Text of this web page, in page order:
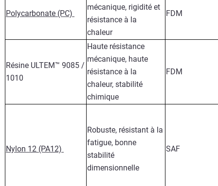
Polycarbonate (PC)
mécanique, rigidité et
résistance à la
chaleur
FDM
Résine ULTEM™ 9085 /
1010
Haute résistance
mécanique, haute
résistance à la
chaleur, stabilité
chimique
FDM
Nylon 12 (PA12)
Robuste, résistant à la
fatigue, bonne
stabilité
dimensionnelle
SAF